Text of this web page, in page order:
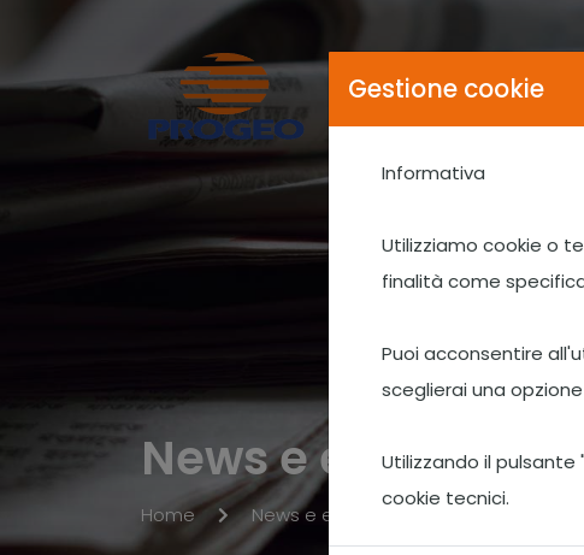
News e eventi
Home News e eventi
Gestione cookie
Informativa
Utilizziamo cookie o
finalità come
Puoi acconsentire
sceglierai una
Utilizzando il
cookie tecnici.